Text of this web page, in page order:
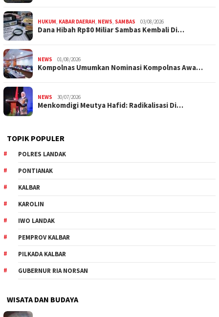
HUKUM, KABAR DAERAH, NEWS, SAMBAS 03/08/2026
Dana Hibah Rp80 Miliar Sambas Kembali Di…
NEWS 01/08/2026
Kompolnas Umumkan Nominasi Kompolnas Awa…
NEWS 30/07/2026
Menkomdigi Meutya Hafid: Radikalisasi Di…
TOPIK POPULER
POLRES LANDAK
PONTIANAK
KALBAR
KAROLIN
IWO LANDAK
PEMPROV KALBAR
PILKADA KALBAR
GUBERNUR RIA NORSAN
WISATA DAN BUDAYA